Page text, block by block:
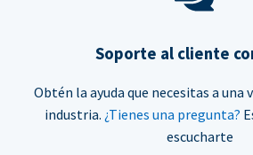
Soporte al cliente
Obtén la ayuda que necesitas a una
industria. ¿Tienes una pregunta?
escucharte